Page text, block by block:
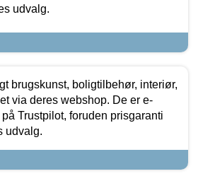
udvalg.
brugskunst, boligtilbehør, interiør,
via deres webshop. De er e-
Trustpilot, foruden prisgaranti
udvalg.